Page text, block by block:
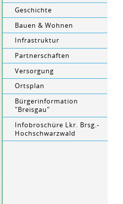
Geschichte
Bauen & Wohnen
Infrastruktur
Partnerschaften
Versorgung
Ortsplan
Bürgerinformation
"Breisgau"
Infobroschüre Lkr. Brsg.-
Hochschwarzwald